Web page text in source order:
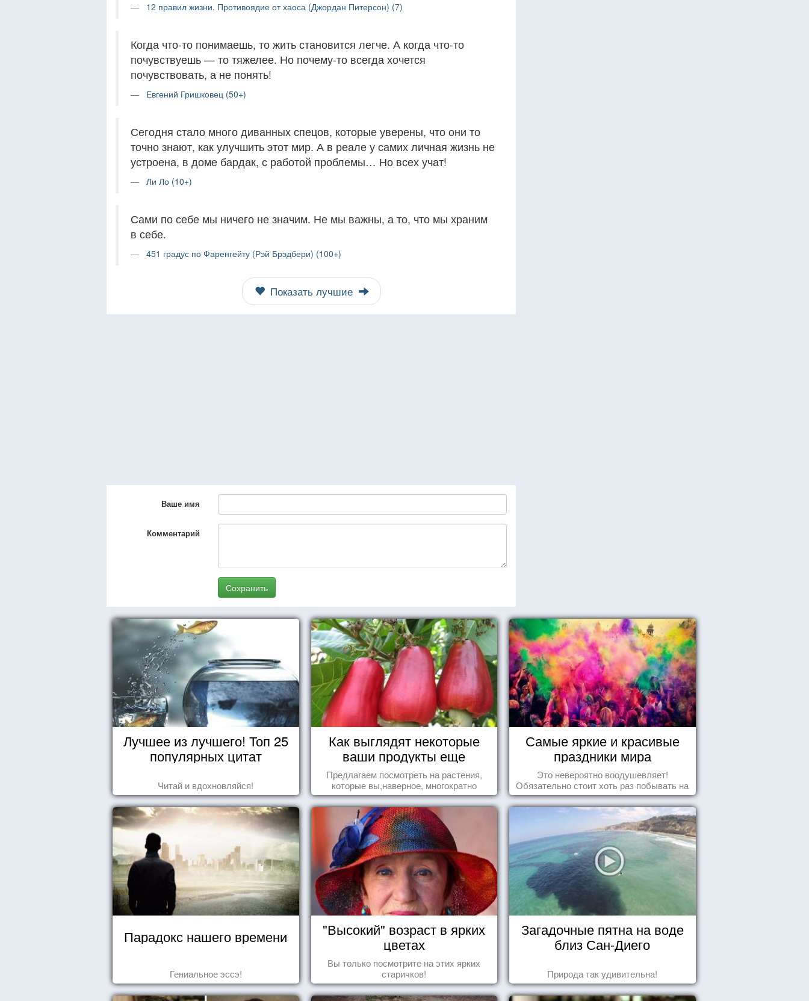
12 правил жизни. Противоядие от хаоса (Джордан Питерсон) (7)
Когда что-то понимаешь, то жить становится легче. А когда что-то
почувствуешь — то тяжелее. Но почему-то всегда хочется
почувствовать, а не понять!
Евгений Гришковец (50+)
Сегодня стало много диванных спецов, которые уверены, что они то
точно знают, как улучшить этот мир. А в реале у самих личная жизнь не
устроена, в доме бардак, с работой проблемы… Но всех учат!
Ли Ло (10+)
Сами по себе мы ничего не значим. Не мы важны, а то, что мы храним
в себе.
451 градус по Фаренгейту (Рэй Брэдбери) (100+)
Показать лучшие
Ваше имя
Комментарий
Сохранить
Лучшее из лучшего! Топ 25
популярных цитат
Читай и вдохновляйся!
Как выглядят некоторые
ваши продукты еще
живыми?
Предлагаем посмотреть на растения,
которые вы,наверное, многократно
видели , но никогда не представляли
себе, что употребляете их в пищу.
Самые яркие и красивые
праздники мира
Это невероятно воодушевляет!
Обязательно стоит хоть раз побывать на
подобных мероприятиях и получить
массу впечатлений!
Парадокс нашего времени
Гениальное эссэ!
"Высокий" возраст в ярких
цветах
Вы только посмотрите на этих ярких
старичков!
Загадочные пятна на воде
близ Сан-Диего
Природа так удивительна!